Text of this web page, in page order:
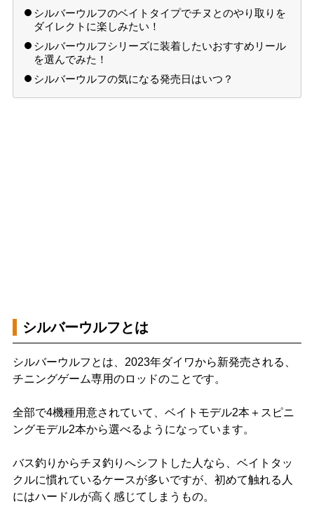
シルバーウルフのベイトタイプでチヌとのやり取りを
ダイレクトに楽しみたい！
シルバーウルフシリーズに装着したいおすすめリール
を選んでみた！
シルバーウルフの気になる発売日はいつ？
シルバーウルフとは
シルバーウルフとは、2023年ダイワから新発売される、
チニングゲーム専用のロッドのことです。
全部で4機種用意されていて、ベイトモデル2本＋スピニ
ングモデル2本から選べるようになっています。
バス釣りからチヌ釣りへシフトした人なら、ベイトタッ
クルに慣れているケースが多いですが、初めて触れる人
にはハードルが高く感じてしまうもの。